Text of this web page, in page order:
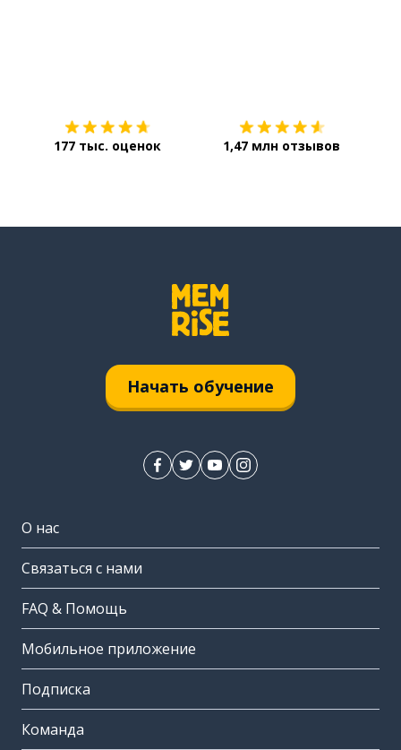
177 тыс. оценок 1,47 млн отзывов
Начать обучение
О нас
Связаться с нами
FAQ & Помощь
Мобильное приложение
Подписка
Команда